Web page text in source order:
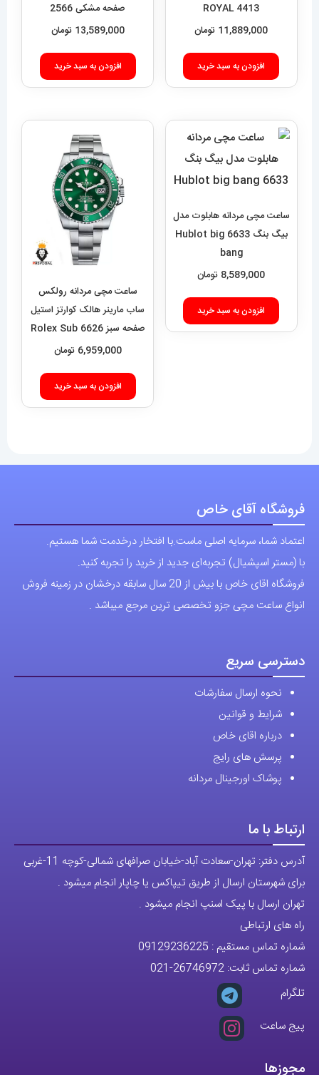
ROYAL 4413
11,889,000 تومان
افزودن به سبد خرید
صفحه مشکی 2566
HUBLOT BIG BANG
13,589,000 تومان
افزودن به سبد خرید
ساعت مچی مردانه هابلوت مدل
بیگ بنگ 6633 Hublot big
bang
8,589,000 تومان
افزودن به سبد خرید
ساعت مچی مردانه رولکس
ساب مارینر هالک کوارتز استیل
صفحه سبز 6626 Rolex Sub
mariner hulk
6,959,000 تومان
افزودن به سبد خرید
فروشگاه آقای خاص
اعتماد شما، سرمایه اصلی ماست.با افتخار درخدمت شما هستیم.
با (مستر اسپشیال) تجربه‌ای جدید از خرید را تجربه کنید.
فروشگاه اقای خاص با بیش از 20 سال سابقه درخشان در زمینه فروش
انواع ساعت مچی جزو تخصصی ترین مرجع میباشد .
دسترسی سریع
نحوه ارسال سفارشات
شرایط و قوانین
درباره اقای خاص
پرسش های رایج
پوشاک اورجینال مردانه
ارتباط با ما
آدرس دفتر: تهران-سعادت آباد-خیابان صرافهای شمالی-کوچه 11-غربی
برای شهرستان ارسال از طریق تیپاکس یا چاپار انجام میشود .
تهران ارسال با پیک اسنپ انجام میشود .
راه های ارتباطی
شماره تماس مستقیم : 09129236225
شماره تماس ثابت: 26746972
-021
تلگرام
پیج ساعت
مجوزها